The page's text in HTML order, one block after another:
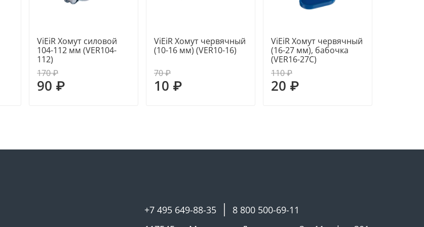
ViEiR Хомут силовой
104-112 мм (VER104-
112)
170 ₽
90 ₽
ViEiR Хомут червячный
(10-16 мм) (VER10-16)
70 ₽
10 ₽
ViEiR Хомут червячный
(16-27 мм), бабочка
(VER16-27C)
110 ₽
20 ₽
+7 495 649-88-35
8 800 500-69-11